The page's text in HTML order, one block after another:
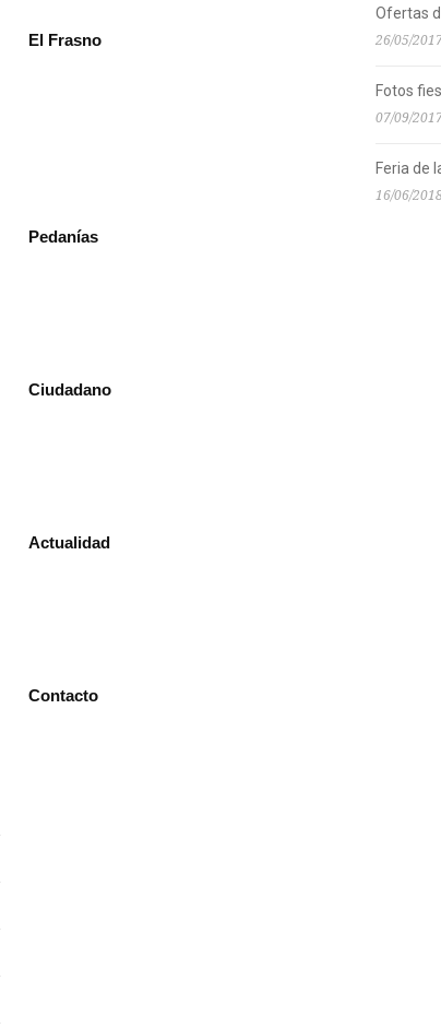
Ofertas
26/05/
Fotos
07/09/
Feria de
16/06/
El Frasno
Pedanías
Ciudadano
Actualidad
Contacto